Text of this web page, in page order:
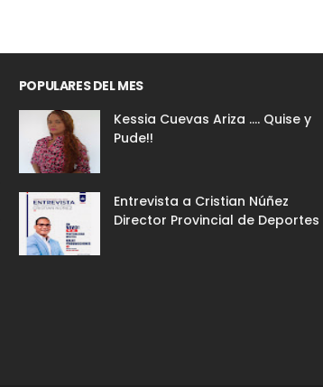
POPULARES DEL MES
Kessia Cuevas Ariza .... Quise y
Pude!!
Entrevista a Cristian Núñez
Director Provincial de Deportes